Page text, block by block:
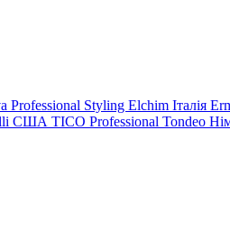
Professional Styling Elchim Італія
США TICO Professional Tondeo